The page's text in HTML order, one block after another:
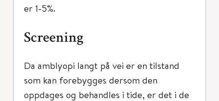
er 1-5%.
Screening
Da amblyopi langt på vei er en tilstand
som kan forebygges dersom den
oppdages og behandles i tide, er det i de